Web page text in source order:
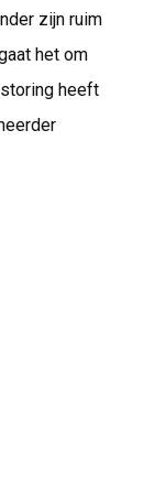
zijn ruim
het om
heeft